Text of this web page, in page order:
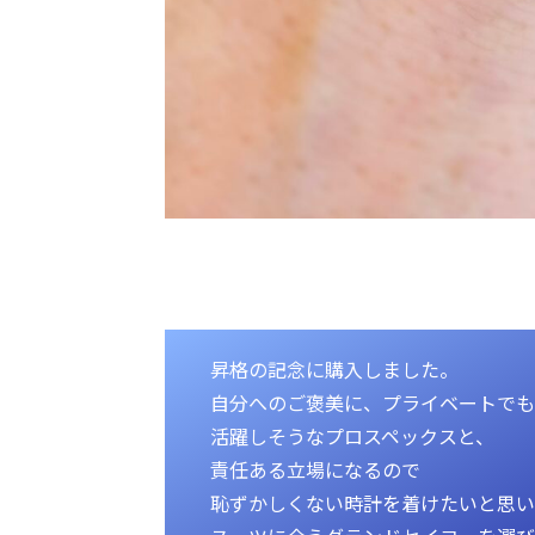
昇格の記念に購入しました。
自分へのご褒美に、プライベートでも
活躍しそうなプロスペックスと、
責任ある立場になるので
恥ずかしくない時計を着けたいと思い